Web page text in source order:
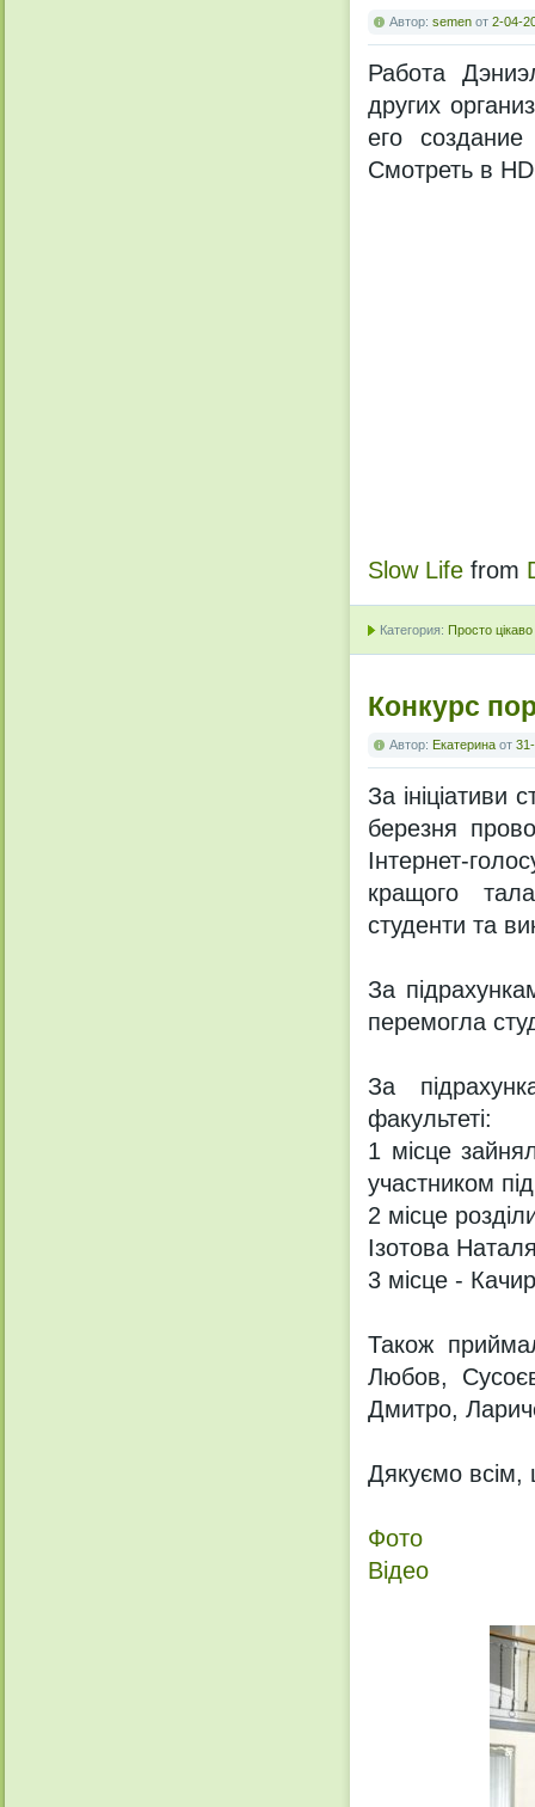
Автор: semen от 2-04-
Работа
других
его
Смотреть в
Slow Life from
Категория: Просто цікаво
Конкурс
Автор: Екатерина от
За ініціативи
березня
Інтернет-
кращого
студенти та
За
перемогла
За
факультеті:
1 місце
участником
2 місце
Ізотова
3 місце -
Також
Любов,
Дмитро,
Дякуємо всім,
Фото
Відео